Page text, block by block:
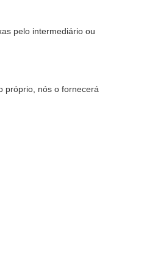
pelo intermediário ou
próprio, nós o fornecerá